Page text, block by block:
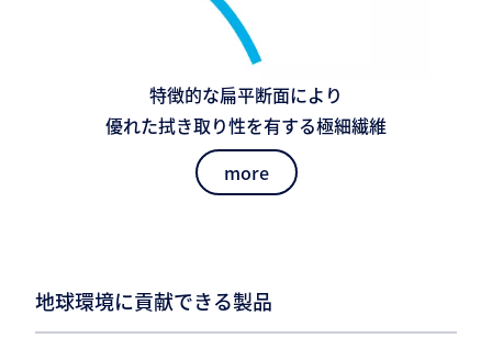
特徴的な扁平断面により
優れた拭き取り性を有する極細繊維
more
地球環境に貢献できる製品